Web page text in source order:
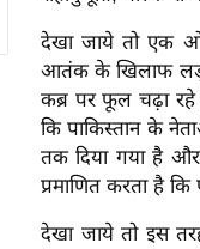
देखा जाये तो एक
आतंक के खिलाफ लड़ने
कब्र पर फूल चढ़ा
कि पाकिस्तान के
तक दिया गया है और
प्रमाणित करता है
देखा जाये तो इस